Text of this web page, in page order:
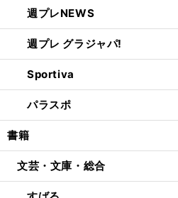
週プレNEWS
週プレ グラジャパ!
Sportiva
パラスポ
書籍
文芸・文庫・総合